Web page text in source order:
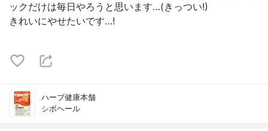
ックだけは毎日やろうと思います…(きっつい!)
きれいにやせたいです…!
ハーブ健康本舗
シボヘール